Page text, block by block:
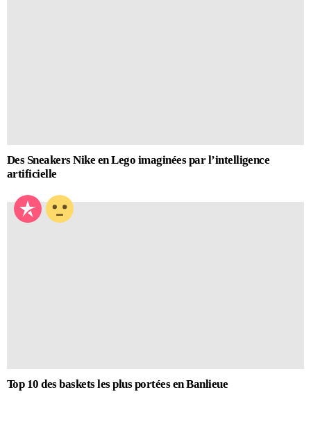
Des Sneakers Nike en Lego imaginées par l’intelligence
artificielle
Top 10 des baskets les plus portées en Banlieue